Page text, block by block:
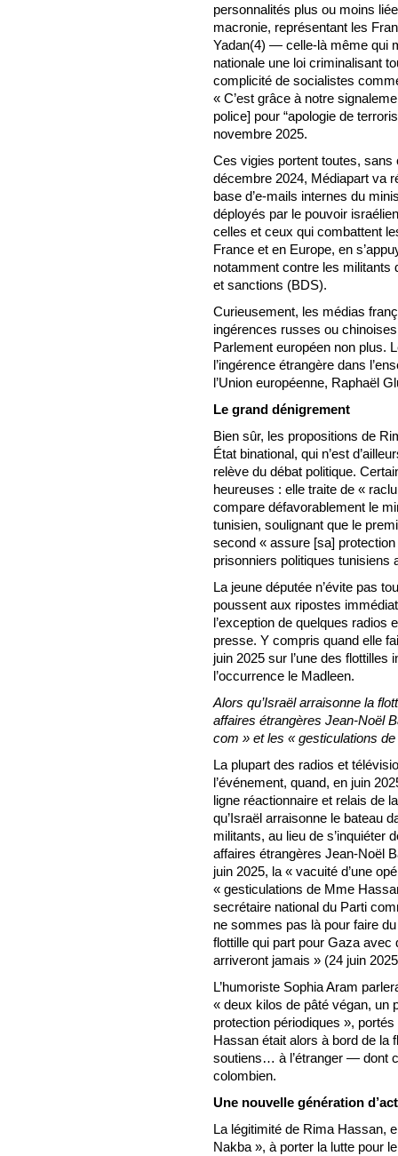
personnalités plus ou moins
macronie, représentant les
Yadan(4) — celle-là même qui
nationale une loi criminalisant
complicité de socialistes
« C’est grâce à notre
police] pour “apologie de
novembre 2025.
Ces vigies portent toutes, sans
décembre 2024, Médiapart va
base d’e-mails internes du
déployés par le pouvoir
celles et ceux qui combattent
France et en Europe, en
notamment contre les
et sanctions (BDS).
Curieusement, les médias
ingérences russes ou
Parlement européen non plus.
l’ingérence étrangère dans
l’Union européenne, Raphaël
Le grand dénigrement
Bien sûr, les propositions de
État binational, qui n’est
relève du débat politique.
heureuses : elle traite de «
compare défavorablement le
tunisien, soulignant que le
second « assure [sa]
prisonniers politiques
La jeune députée n’évite pas
poussent aux ripostes
l’exception de quelques radios
presse. Y compris quand elle
juin 2025 sur l’une des
l’occurrence le Madleen.
Alors qu’Israël arraisonne la
affaires étrangères Jean-Noël
com » et les « gesticulations
La plupart des radios et
l’événement, quand, en juin
ligne réactionnaire et relais de
qu’Israël arraisonne le bateau
militants, au lieu de s’inquiéter
affaires étrangères Jean-Noël
juin 2025, la « vacuité d’une
« gesticulations de Mme
secrétaire national du Parti
ne sommes pas là pour faire
flottille qui part pour Gaza avec
arriveront jamais » (24 juin
L’humoriste Sophia Aram
« deux kilos de pâté végan, un
protection périodiques »,
Hassan était alors à bord de la
soutiens… à l’étranger — dont
colombien.
Une nouvelle génération
La légitimité de Rima Hassan,
Nakba », à porter la lutte pour